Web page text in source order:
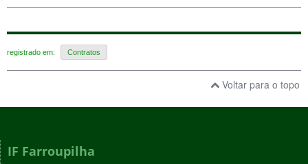
registrado em: Contratos
Voltar para o topo
IF Farroupilha